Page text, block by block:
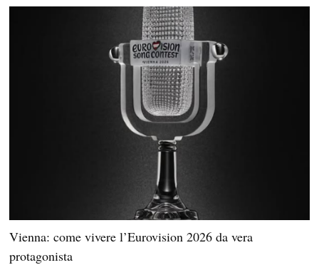
Vienna: come vivere l’Eurovision 2026 da vera
protagonista